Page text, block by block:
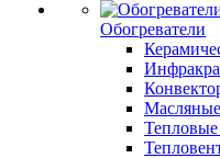
Обогреватели
Масляные
Тепловые